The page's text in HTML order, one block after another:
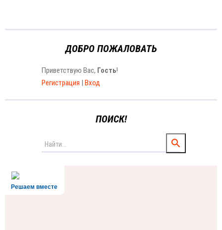
ДОБРО ПОЖАЛОВАТЬ
Приветствую Вас, Гость!
Регистрация | Вход
ПОИСК!
Решаем вместе